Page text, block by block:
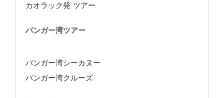
カオラック発 ツアー
パンガー湾ツアー
パンガー湾シーカヌー
パンガー湾クルーズ